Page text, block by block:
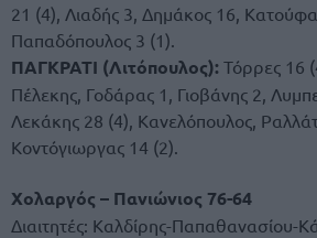
21 (4), Λιαδής 3, Δημάκος 16,
Παπαδόπουλος 3 (1).
ΠΑΓΚΡΑΤΙ (Λιτόπουλος): Τόρρες 16
Πέλεκης, Γοδάρας 1, Γιοβάνης 2,
Λεκάκης 28 (4), Κανελόπουλος,
Κοντόγιωργας 14 (2).
Χολαργός – Πανιώνιος 76-64
Διαιτητές: Καλδίρης-Παπαθανασίου-